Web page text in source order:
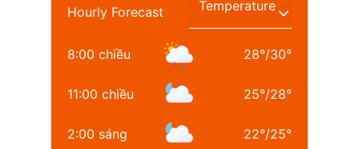
Hourly Forecast
8:00 chiều 28°/30°
11:00 chiều 25°/28°
2:00 sáng 22°/25°